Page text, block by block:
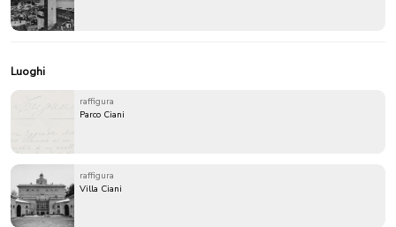
Luoghi
raffigura
Parco Ciani
raffigura
Villa Ciani